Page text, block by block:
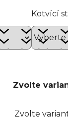
Kotvící
Zvolte
Zvolte